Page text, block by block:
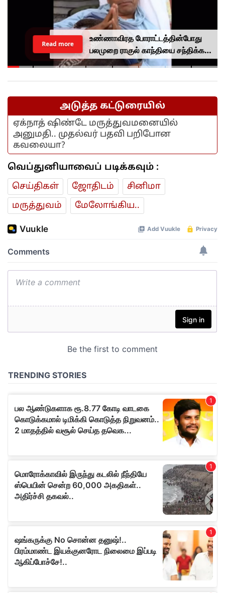
உண்ணாவிரத போராட்டத்தின்போது
பலமுறை ராகுல் காந்தியை சந்திக்க
முயன்றாரா சோனம் வாங்சுக்
Read more
அடுத்த கட்டுரையில்
ஏக்நாத் ஷிண்டே மருத்துவமனையில்
அனுமதி.. முதல்வர் பதவி பறிபோன
கவலையா?
வெப்துனியாவைப் படிக்கவும் :
செய்திகள் ஜோ‌திட‌ம்
சினிமா
மரு‌த்துவ‌ம்
மேலோங்கிய..